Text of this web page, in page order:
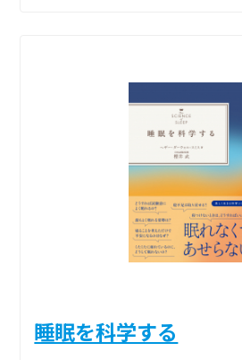
睡眠を科学する